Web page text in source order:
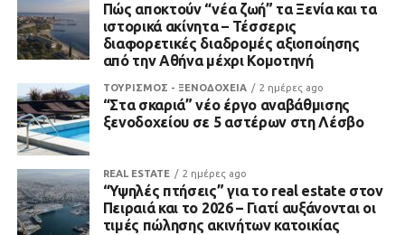
Πώς αποκτούν “νέα ζωή” τα Ξενία και τα
ιστορικά ακίνητα – Τέσσερις
διαφορετικές διαδρομές αξιοποίησης
από την Αθήνα μέχρι Κομοτηνή
ΤΟΥΡΙΣΜΟΣ - ΞΕΝΟΔΟΧΕΙΑ 2 ημέρες ago
“Στα σκαριά” νέο έργο αναβάθμισης
ξενοδοχείου σε 5 αστέρων στη Λέσβο
REAL ESTATE 2 ημέρες ago
“Υψηλές πτήσεις” για το real estate στον
Πειραιά και το 2026 – Γιατί αυξάνονται οι
τιμές πώλησης ακινήτων κατοικίας